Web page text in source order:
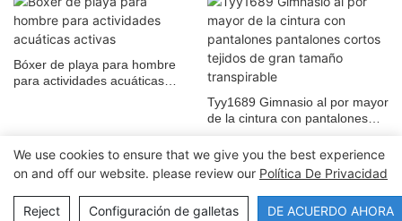
Bóxer de playa para hombre
para actividades acuáticas
Tyy1689 Gimnasio al por mayor
de la cintura con pantalones
gran tamaño transpirable
Copyright © 2026 Dongguan Lanteng Sports Products Co., Ltd. |
Mapa del sitio∣Política de privacidad
We use cookies to ensure that we give you the best experience
on and off our website. please review our Política De Privacidad
Reject Configuración de galletas DE ACUERDO AHORA